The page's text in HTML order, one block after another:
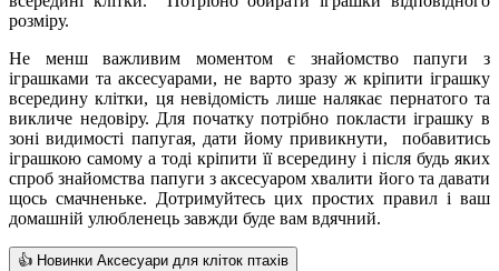
розміру.
Не менш важливим моментом є знайомство папуги з
іграшками та аксесуарами, не варто зразу ж кріпити іграшку
всередину клітки, ця невідомість лише налякає пернатого та
викличе недовіру. Для початку потрібно покласти іграшку в
зоні видимості папугая, дати йому привикнути, побавитись
іграшкою самому а тоді кріпити її всередину і після будь яких
спроб знайомства папуги з аксесуаром хвалити його та давати
щось смачненьке. Дотримуйтесь цих простих правил і ваш
домашній улюбленець завжди буде вам вдячний.
👍 Новинки Аксесуари для кліток птахів